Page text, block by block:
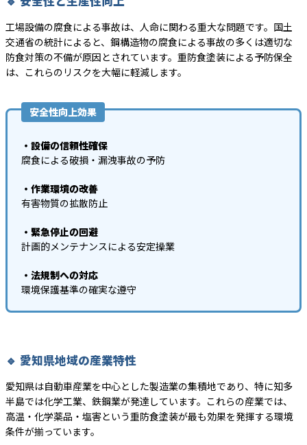
工場設備の腐食による事故は、人命に関わる重大な問題です。国土
交通省の統計によると、鋼構造物の腐食による事故の多くは適切な
防食対策の不備が原因とされています。重防食塗装による予防保全
は、これらのリスクを大幅に軽減します。
安全性向上効果
・設備の信頼性確保
腐食による破損・漏洩事故の予防
・作業環境の改善
有害物質の拡散防止
・緊急停止の回避
計画的メンテナンスによる安定操業
・法規制への対応
環境保護基準の確実な遵守
🔹 愛知県地域の産業特性
愛知県は自動車産業を中心とした製造業の集積地であり、特に知多
半島では化学工業、鉄鋼業が発達しています。これらの産業では、
高温・化学薬品・塩害という重防食塗装が最も効果を発揮する環境
条件が揃っています。